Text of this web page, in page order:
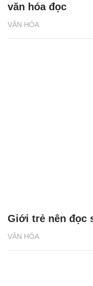
VĂN HÓA
văn hóa đọc
VĂN HÓA
Giới trẻ nên đọc